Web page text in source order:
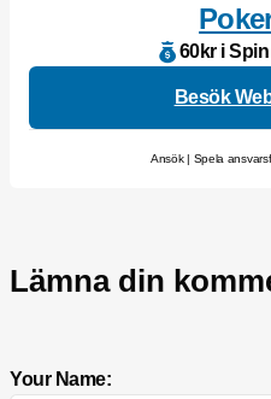
60kr i
Besök
Ansök | Spela
Lämna din
Your Name: